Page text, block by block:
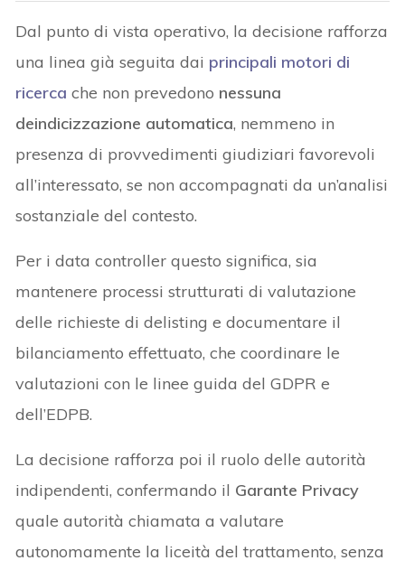
Dal punto di vista operativo, la decisione rafforza
una linea già seguita dai principali motori di
ricerca che non prevedono nessuna
deindicizzazione automatica, nemmeno in
presenza di provvedimenti giudiziari favorevoli
all’interessato, se non accompagnati da un’analisi
sostanziale del contesto.
Per i data controller questo significa, sia
mantenere processi strutturati di valutazione
delle richieste di delisting e documentare il
bilanciamento effettuato, che coordinare le
valutazioni con le linee guida del GDPR e
dell’EDPB.
La decisione rafforza poi il ruolo delle autorità
indipendenti, confermando il Garante Privacy
quale autorità chiamata a valutare
autonomamente la liceità del trattamento, senza